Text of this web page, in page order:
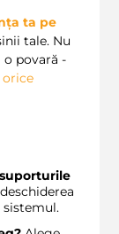
ta pe
tale. Nu
o povară -
orice